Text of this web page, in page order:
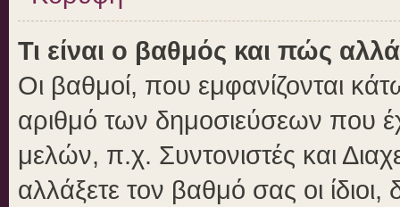
Τι είναι ο βαθμός και πώς
Οι βαθμοί, που εμφανίζονται
αριθμό των δημοσιεύσεων που
μελών, π.χ. Συντονιστές και
αλλάξετε τον βαθμό σας οι ίδιοι,